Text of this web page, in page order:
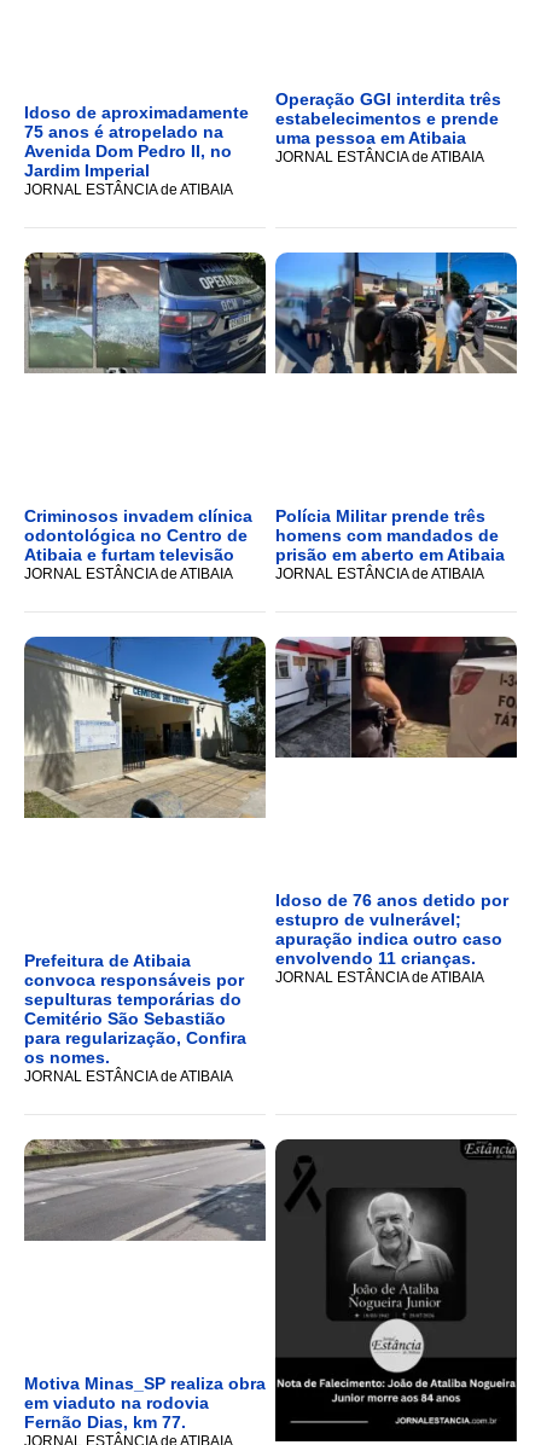
Idoso de aproximadamente
75 anos é atropelado na
Avenida Dom Pedro II, no
Jardim Imperial
JORNAL ESTÂNCIA de ATIBAIA
Operação GGI interdita três
estabelecimentos e prende
uma pessoa em Atibaia
JORNAL ESTÂNCIA de ATIBAIA
Criminosos invadem clínica
odontológica no Centro de
Atibaia e furtam televisão
JORNAL ESTÂNCIA de ATIBAIA
Polícia Militar prende três
homens com mandados de
prisão em aberto em Atibaia
JORNAL ESTÂNCIA de ATIBAIA
Prefeitura de Atibaia
convoca responsáveis por
sepulturas temporárias do
Cemitério São Sebastião
para regularização, Confira
os nomes.
JORNAL ESTÂNCIA de ATIBAIA
Idoso de 76 anos detido por
estupro de vulnerável;
apuração indica outro caso
envolvendo 11 crianças.
JORNAL ESTÂNCIA de ATIBAIA
Motiva Minas_SP realiza obra
em viaduto na rodovia
Fernão Dias, km 77.
JORNAL ESTÂNCIA de ATIBAIA